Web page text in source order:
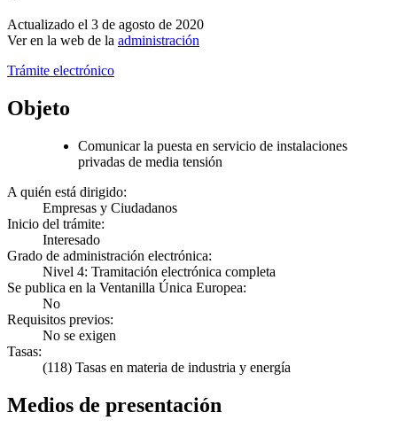
Actualizado el 3 de agosto de 2020
Ver en la web de la administración
Trámite electrónico
Objeto
Comunicar la puesta en servicio de instalaciones
privadas de media tensión
A quién está dirigido:
Empresas y Ciudadanos
Inicio del trámite:
Interesado
Grado de administración electrónica:
Nivel 4: Tramitación electrónica completa
Se publica en la Ventanilla Única Europea:
No
Requisitos previos:
No se exigen
Tasas:
(118) Tasas en materia de industria y energía
Medios de presentación